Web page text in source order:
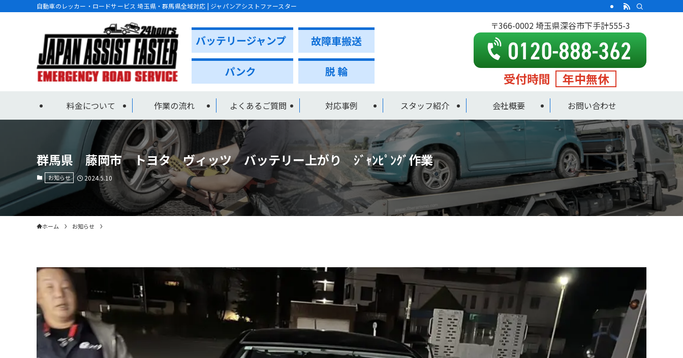
自動車のレッカー・ロードサービス 埼玉県・群馬県全域対応 | ジャパンアシストファースター
料金について 作業の流れ よくあるご質問 対応事例 スタッフ紹介 会社概要 お問い合わせ
〒366-0002 埼玉県深谷市下手計555-3
受付時間 年中無休
群馬県 藤岡市 トヨタ ヴィッツ バッテリー上がり ｼﾞｬﾝﾋﾟﾝｸﾞ作業
お知らせ 2024.5.10
ホーム お知らせ